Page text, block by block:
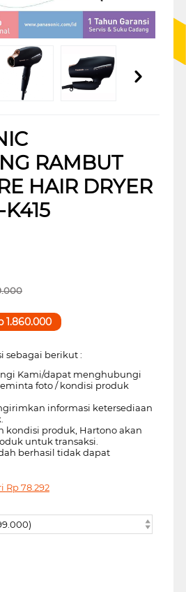
RAMBUT
HAIR DRYER
1.860.000
sebagai berikut :
Kami/dapat menghubungi
foto / kondisi produk
informasi ketersediaan
kondisi produk, Hartono akan
untuk transaksi.
berhasil tidak dapat
Rp78.292